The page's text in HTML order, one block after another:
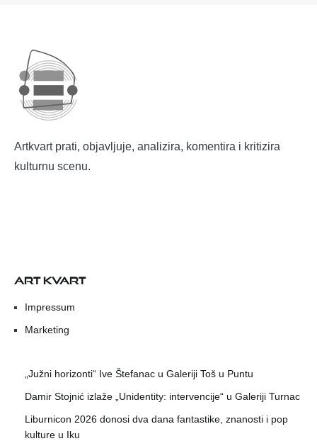
Artkvart prati, objavljuje, analizira, komentira i kritizira
kulturnu scenu.
ART KVART
Impressum
Marketing
„Južni horizonti“ Ive Štefanac u Galeriji Toš u Puntu
Damir Stojnić izlaže „Unidentity: intervencije“ u Galeriji Turnac
Liburnicon 2026 donosi dva dana fantastike, znanosti i pop
kulture u Iku